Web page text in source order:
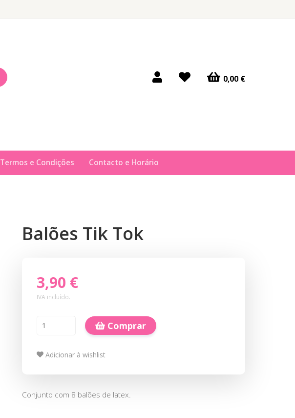
0,00 €
Termos e Condições Contacto e Horário
Balões Tik Tok
3,90 €
IVA incluído.
Comprar
Adicionar à wishlist
Conjunto com 8 balões de latex.